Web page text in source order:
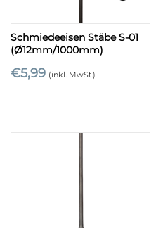
Schmiedeeisen Stäbe S-01
(Ø12mm/1000mm)
€5,99 (inkl. MwSt.)